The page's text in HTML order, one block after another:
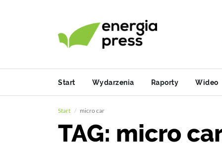
Start Wydarzenia Raporty Wideo
Start micro car
TAG: micro